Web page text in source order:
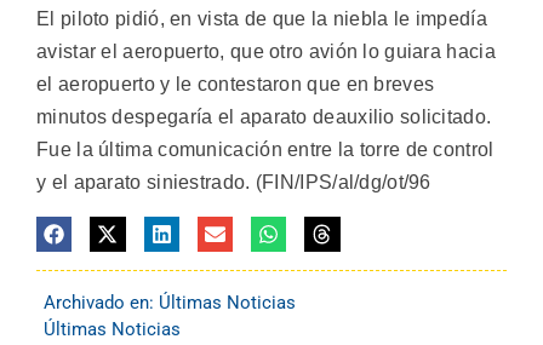
El piloto pidió, en vista de que la niebla le impedía
avistar el aeropuerto, que otro avión lo guiara hacia
el aeropuerto y le contestaron que en breves
minutos despegaría el aparato deauxilio solicitado.
Fue la última comunicación entre la torre de control
y el aparato siniestrado. (FIN/IPS/al/dg/ot/96
Archivado en: Últimas Noticias
Últimas Noticias